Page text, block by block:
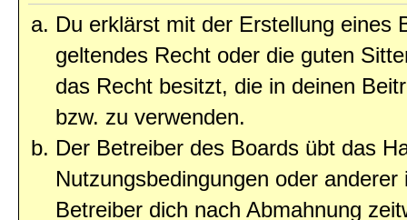
Du erklärst mit der Erstellung eines
geltendes Recht oder die guten
das Recht besitzt, die in deinen
bzw. zu verwenden.
Der Betreiber des Boards übt das
Nutzungsbedingungen oder
Betreiber dich nach Abmahnung